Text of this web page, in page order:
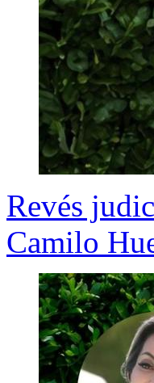
Revés
Camilo